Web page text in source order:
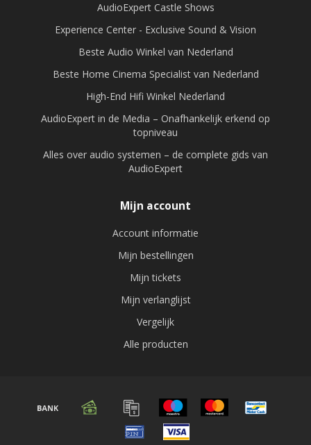
AudioExpert Castle Shows
Experience Center - Exclusive Sound & Vision
Beste Audio Winkel van Nederland
Beste Home Cinema Specialist van Nederland
High-End Hifi Winkel Nederland
AudioExpert in de Media – Onafhankelijk erkend op
topniveau
Alles over audio systemen – de complete gids van
AudioExpert
Mijn account
Account informatie
Mijn bestellingen
Mijn tickets
Mijn verlanglijst
Vergelijk
Alle producten